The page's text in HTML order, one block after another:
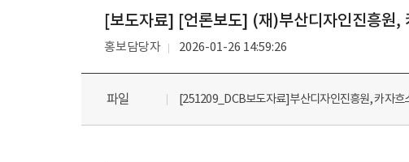
[보도자료] [언론보도] (재)부산디자인진흥원,
홍보담당자 2026-01-26 14:59:26
파일 [251209_DCB보도자료]부산디자인진흥원, 카자